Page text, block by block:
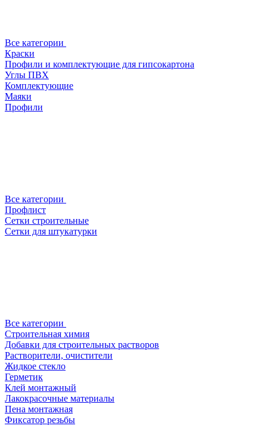
Все категории
Краски
Профили и комплектующие для гипсокартона
Углы ПВХ
Комплектующие
Маяки
Профили
Все категории
Профлист
Сетки строительные
Сетки для штукатурки
Все категории
Строительная химия
Добавки для строительных растворов
Растворители, очистители
Жидкое стекло
Герметик
Клей монтажный
Лакокрасочные материалы
Пена монтажная
Фиксатор резьбы